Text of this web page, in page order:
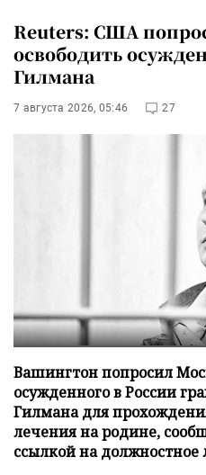
Reuters: США
освободить
Гилмана
7 августа 2026, 05:46 27
Вашингтон попросил
осужденного в России
Гилмана для
лечения на родине,
ссылкой на